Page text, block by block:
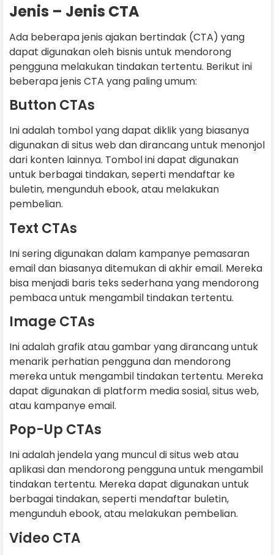
Jenis – Jenis CTA
Ada beberapa jenis ajakan bertindak (CTA) yang
dapat digunakan oleh bisnis untuk mendorong
pengguna melakukan tindakan tertentu. Berikut ini
beberapa jenis CTA yang paling umum:
Button CTAs
Ini adalah tombol yang dapat diklik yang biasanya
digunakan di situs web dan dirancang untuk menonjol
dari konten lainnya. Tombol ini dapat digunakan
untuk berbagai tindakan, seperti mendaftar ke
buletin, mengunduh ebook, atau melakukan
pembelian.
Text CTAs
Ini sering digunakan dalam kampanye pemasaran
email dan biasanya ditemukan di akhir email. Mereka
bisa menjadi baris teks sederhana yang mendorong
pembaca untuk mengambil tindakan tertentu.
Image CTAs
Ini adalah grafik atau gambar yang dirancang untuk
menarik perhatian pengguna dan mendorong
mereka untuk mengambil tindakan tertentu. Mereka
dapat digunakan di platform media sosial, situs web,
atau kampanye email.
Pop-Up CTAs
Ini adalah jendela yang muncul di situs web atau
aplikasi dan mendorong pengguna untuk mengambil
tindakan tertentu. Mereka dapat digunakan untuk
berbagai tindakan, seperti mendaftar buletin,
mengunduh ebook, atau melakukan pembelian.
Video CTA